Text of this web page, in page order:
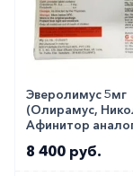
Эверолимус 5мг
(Олирамус,
Афинитор
8 400 руб.